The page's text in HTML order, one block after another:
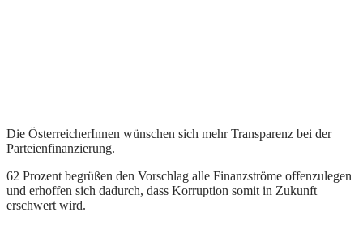
Die ÖsterreicherInnen wünschen sich mehr Transparenz bei der
Parteienfinanzierung.
62 Prozent begrüßen den Vorschlag alle Finanzströme offenzulegen
und erhoffen sich dadurch, dass Korruption somit in Zukunft
erschwert wird.